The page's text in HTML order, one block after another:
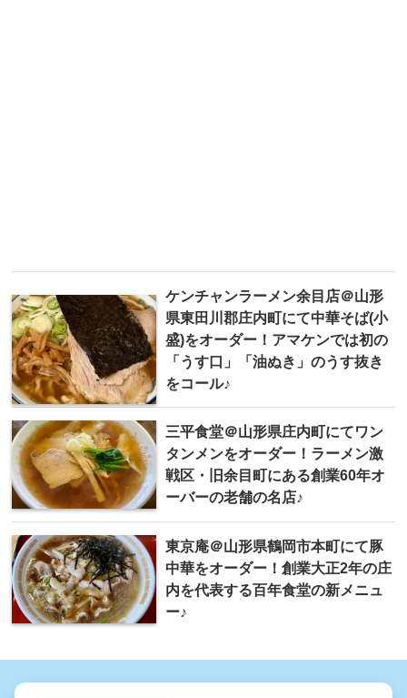
ケンチャンラーメン余目店＠山形
県東田川郡庄内町にて中華そば(小
盛)をオーダー！アマケンでは初の
「うす口」「油ぬき」のうす抜き
をコール♪
三平食堂＠山形県庄内町にてワン
タンメンをオーダー！ラーメン激
戦区・旧余目町にある創業60年オ
ーバーの老舗の名店♪
東京庵＠山形県鶴岡市本町にて豚
中華をオーダー！創業大正2年の庄
内を代表する百年食堂の新メニュ
ー♪